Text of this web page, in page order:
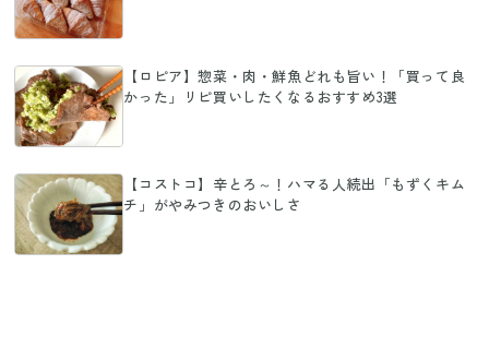
【ロピア】惣菜・肉・鮮魚どれも旨い！「買って良
かった」リピ買いしたくなるおすすめ3選
【コストコ】辛とろ～！ハマる人続出「もずくキム
チ」がやみつきのおいしさ